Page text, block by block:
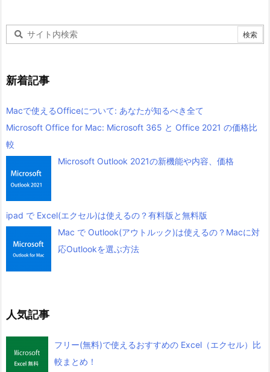
新着記事
Macで使えるOfficeについて: あなたが知るべき全て
Microsoft Office for Mac: Microsoft 365 と Office 2021 の価格比
較
Microsoft Outlook 2021の新機能や内容、価格
ipad で Excel(エクセル)は使えるの？有料版と無料版
Mac で Outlook(アウトルック)は使えるの？Macに対
応Outlookを選ぶ方法
人気記事
フリー(無料)で使えるおすすめの Excel（エクセル）比
較まとめ！